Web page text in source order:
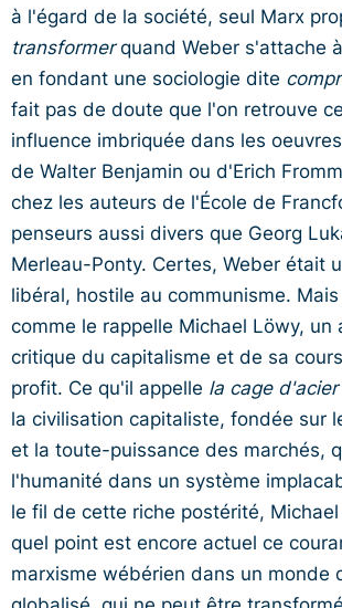
à l'égard de la société, seul Marx
transformerquand Weber s'attache
en fondant une sociologie dite
fait pas de doute que l'on retrouve
influence imbriquée dans les
de Walter Benjamin ou d'Erich
chez les auteurs de l'École de
penseurs aussi divers que Georg
Merleau-Ponty. Certes, Weber était
libéral, hostile au communisme.
comme le rappelle Michael Löwy, un
critique du capitalisme et de sa
profit. Ce qu'il appelle la cage d'acier
la civilisation capitaliste, fondée sur
et la toute-puissance des marchés,
l'humanité dans un système
le fil de cette riche postérité,
quel point est encore actuel ce
marxisme wébérien dans un monde